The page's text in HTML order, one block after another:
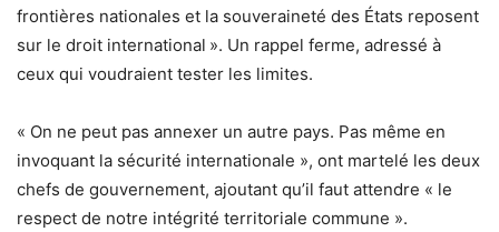
frontières nationales et la souveraineté des États reposent
sur le droit international ». Un rappel ferme, adressé à
ceux qui voudraient tester les limites.
« On ne peut pas annexer un autre pays. Pas même en
invoquant la sécurité internationale », ont martelé les deux
chefs de gouvernement, ajoutant qu’il faut attendre « le
respect de notre intégrité territoriale commune ».